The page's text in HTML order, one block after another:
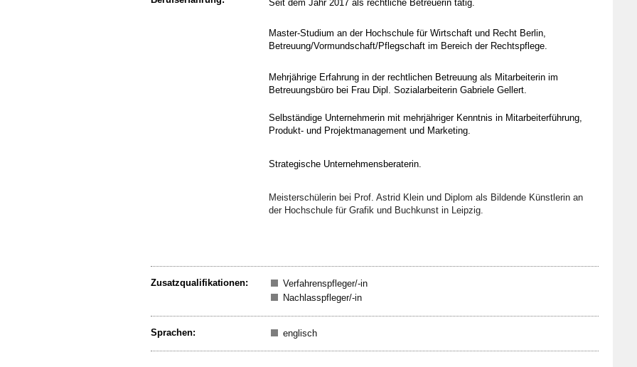
Seit dem Jahr 2017 als rechtliche Betreuerin tätig.
Master-Studium an der Hochschule für Wirtschaft und Recht Berlin,
Betreuung/Vormundschaft/Pflegschaft im Bereich der Rechtspflege.
Mehrjährige Erfahrung in der rechtlichen Betreuung als Mitarbeiterin im
Betreuungsbüro bei Frau Dipl. Sozialarbeiterin Gabriele Gellert.
Selbständige Unternehmerin mit mehrjähriger Kenntnis in Mitarbeiterführung,
Produkt- und Projektmanagement und Marketing.
Strategische Unternehmensberaterin.
Meisterschülerin bei Prof. Astrid Klein und Diplom als Bildende Künstlerin an
der Hochschule für Grafik und Buchkunst in Leipzig.
Zusatzqualifikationen:
Verfahrenspfleger/-in
Nachlasspfleger/-in
Sprachen: englisch